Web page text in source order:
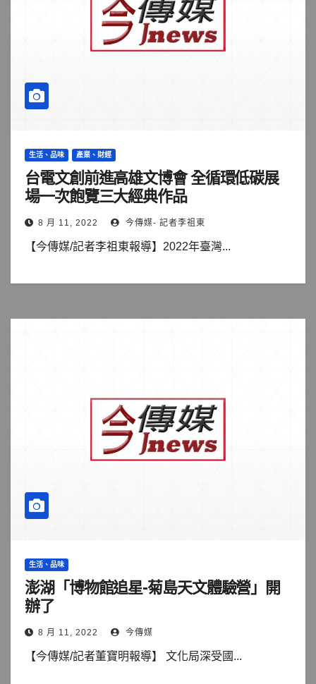
生活、品味 產業、財經
台電文創前進高雄文博會 全循環低碳展
場一次飽覽三大經典作品
8 月 11, 2022 今傳媒- 記者李祖東
【今傳媒/記者李祖東報導】2022年臺灣...
生活、品味
澎湖「博物館追星-菊島天文體驗營」開
辦了
8 月 11, 2022 今傳媒
【今傳媒/記者董寶明報導】 文化局深受國...